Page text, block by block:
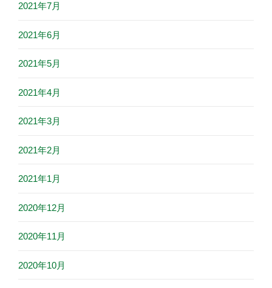
2021年7月
2021年6月
2021年5月
2021年4月
2021年3月
2021年2月
2021年1月
2020年12月
2020年11月
2020年10月